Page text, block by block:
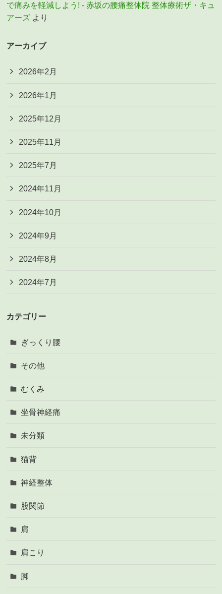
で痛みを軽減しよう! - 赤坂の腰痛整体院 整体療術ザ・キュ
アーズ より
アーカイブ
2026年2月
2026年1月
2025年12月
2025年11月
2025年7月
2024年11月
2024年10月
2024年9月
2024年8月
2024年7月
カテゴリー
ぎっくり腰
その他
むくみ
坐骨神経痛
未分類
猫背
神経整体
股関節
肩
肩こり
脚